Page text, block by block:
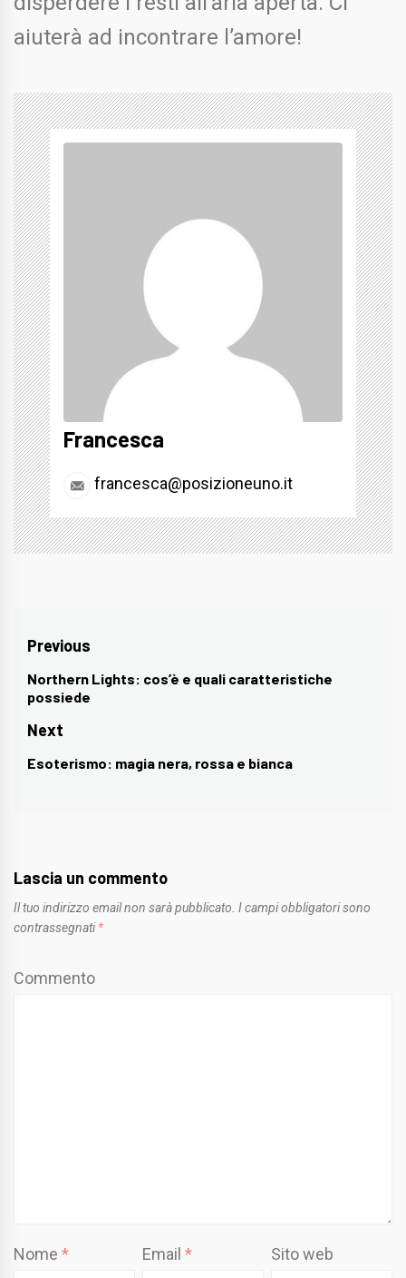
aiuterà ad incontrare l’amore!
Francesca
francesca@posizioneuno.it
Navigazione
articoli
Previous
Previous
post:
Northern Lights: cos’è e quali caratteristiche
possiede
Next
Next
Esoterismo: magia nera, rossa e bianca
Lascia un commento
Il tuo indirizzo email non sarà pubblicato. I campi obbligatori sono
contrassegnati *
Commento
Nome * Email* Sito web